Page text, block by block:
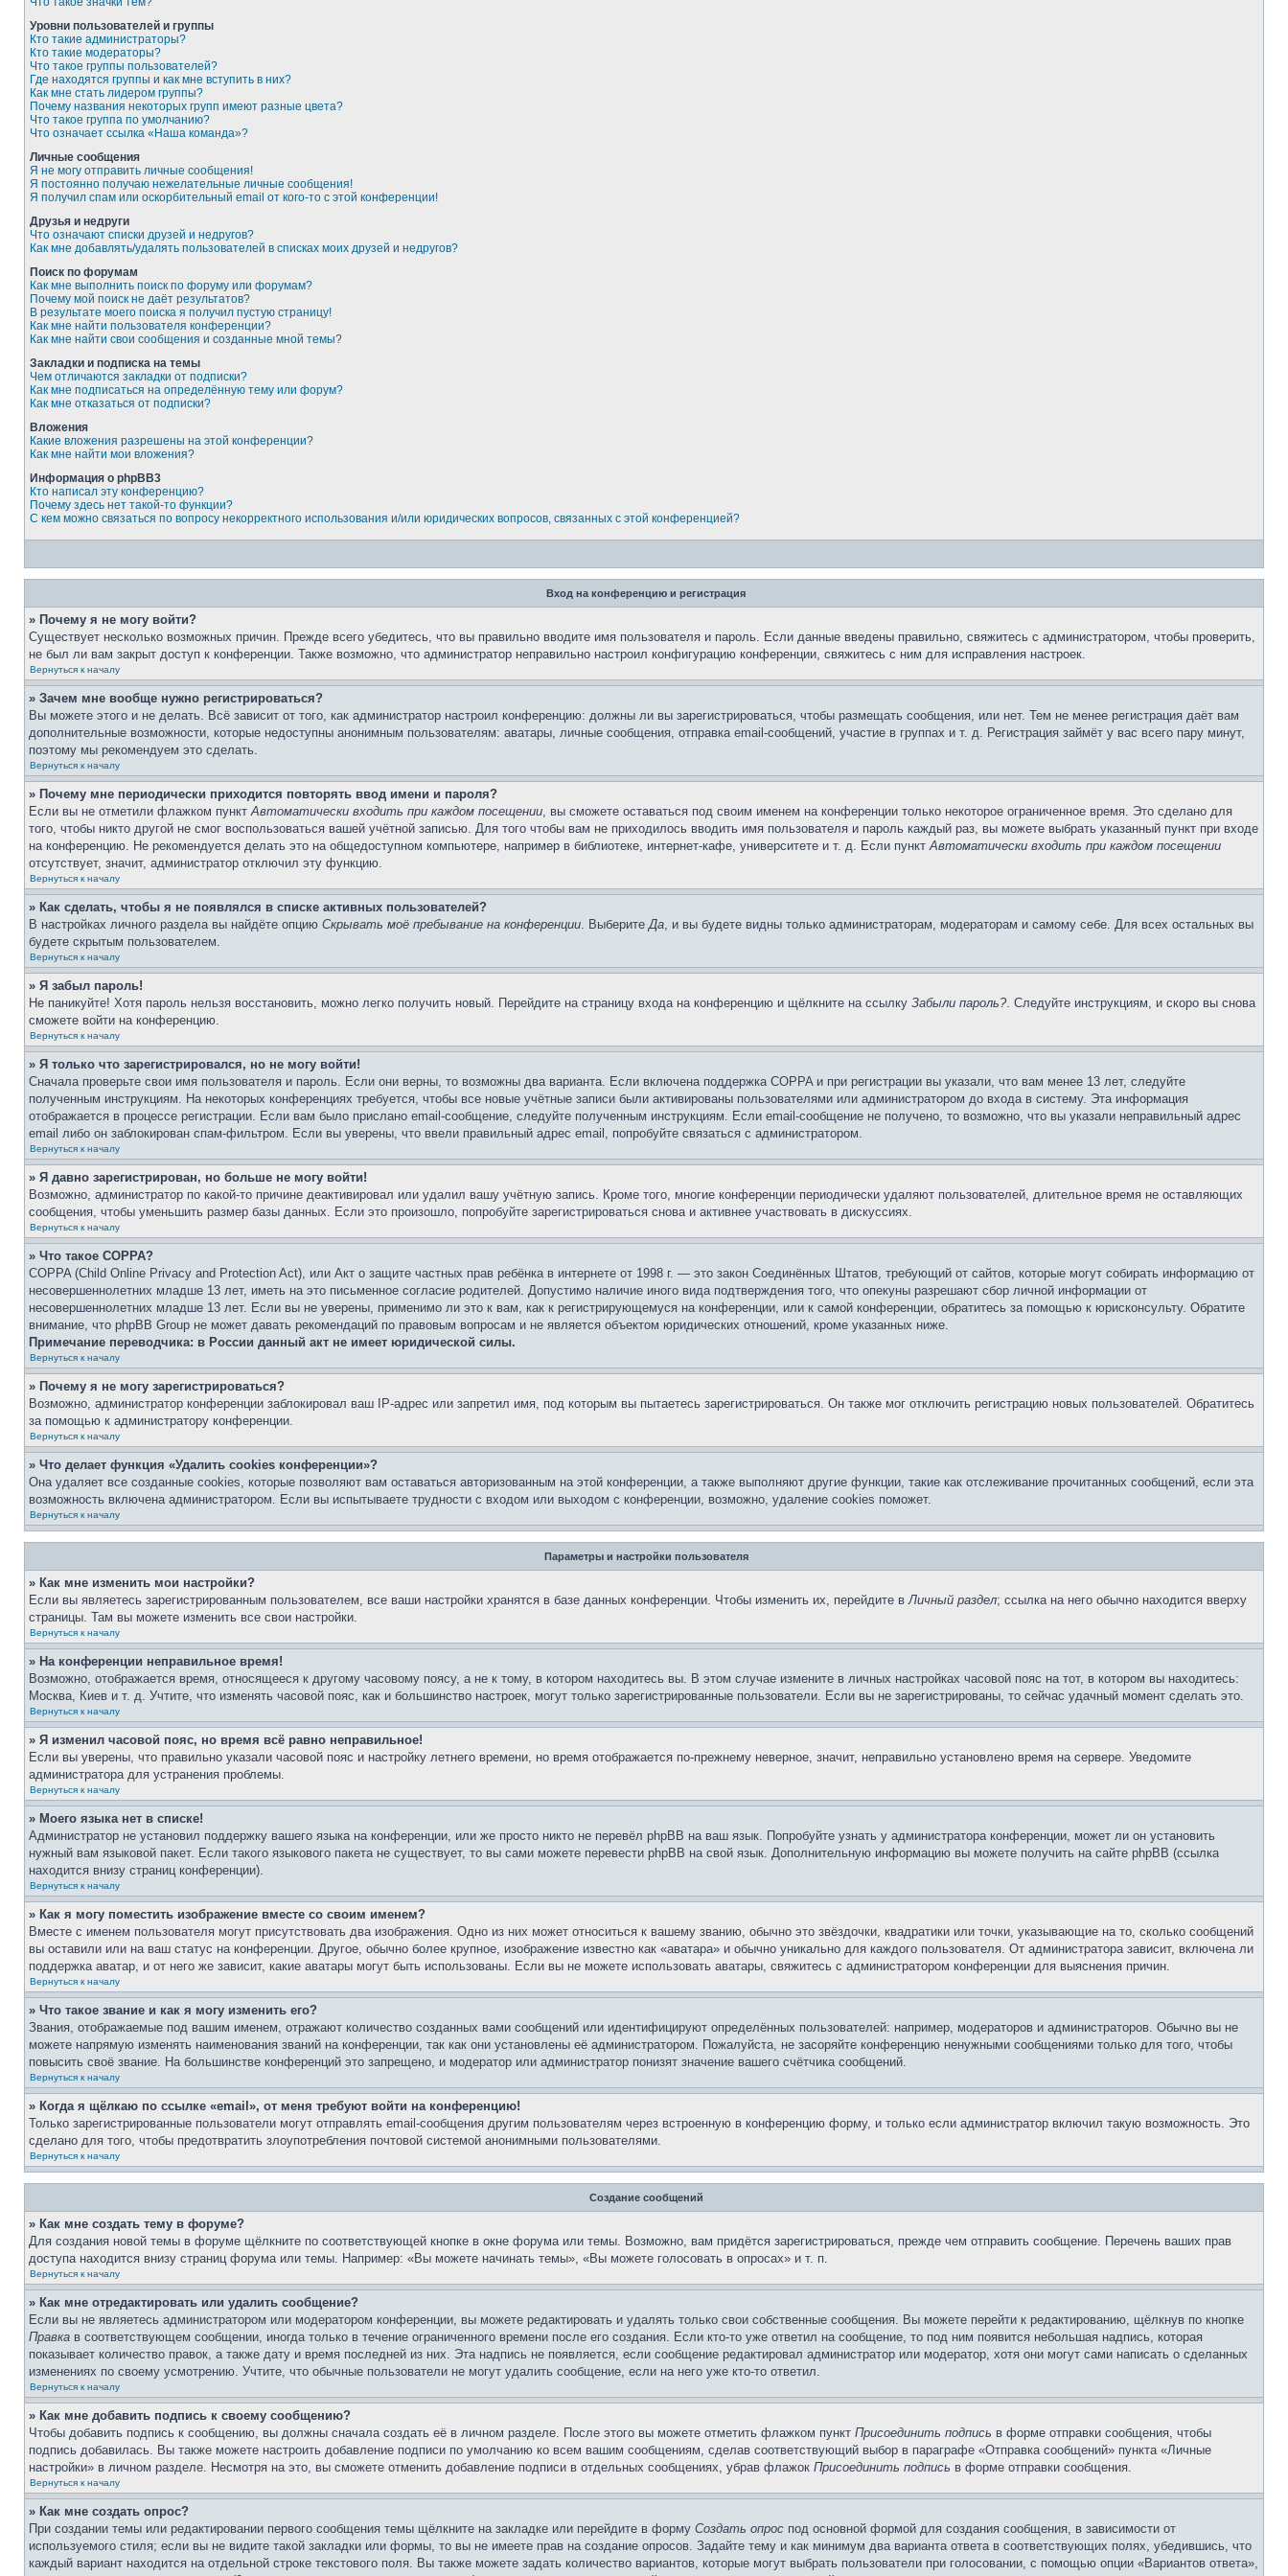
Уровни пользователей и группы
Кто такие администраторы?
Кто такие модераторы?
Что такое группы пользователей?
Где находятся группы и как мне вступить в них?
Как мне стать лидером группы?
Почему названия некоторых групп имеют разные цвета?
Что такое группа по умолчанию?
Что означает ссылка «Наша команда»?
Личные сообщения
Я не могу отправить личные сообщения!
Я постоянно получаю нежелательные личные сообщения!
Я получил спам или оскорбительный email от кого-то с этой конференции!
Друзья и недруги
Что означают списки друзей и недругов?
Как мне добавлять/удалять пользователей в списках моих друзей и недругов?
Поиск по форумам
Как мне выполнить поиск по форуму или форумам?
Почему мой поиск не даёт результатов?
В результате моего поиска я получил пустую страницу!
Как мне найти пользователя конференции?
Как мне найти свои сообщения и созданные мной темы?
Закладки и подписка на темы
Чем отличаются закладки от подписки?
Как мне подписаться на определённую тему или форум?
Как мне отказаться от подписки?
Вложения
Какие вложения разрешены на этой конференции?
Как мне найти мои вложения?
Информация о phpBB3
Кто написал эту конференцию?
Почему здесь нет такой-то функции?
С кем можно связаться по вопросу некорректного использования и/или юридических вопросов, связанных с этой конференцией?
Вход на конференцию и регистрация
» Почему я не могу войти?
Существует несколько возможных причин. Прежде всего убедитесь, что вы правильно вводите имя пользователя и пароль. Если данные введены правильно, свяжитесь с администратором, чтобы проверить,
не был ли вам закрыт доступ к конференции. Также возможно, что администратор неправильно настроил конфигурацию конференции, свяжитесь с ним для исправления настроек.
Вернуться к началу
» Зачем мне вообще нужно регистрироваться?
Вы можете этого и не делать. Всё зависит от того, как администратор настроил конференцию: должны ли вы зарегистрироваться, чтобы размещать сообщения, или нет. Тем не менее регистрация даёт вам
дополнительные возможности, которые недоступны анонимным пользователям: аватары, личные сообщения, отправка email-сообщений, участие в группах и т. д. Регистрация займёт у вас всего пару минут,
поэтому мы рекомендуем это сделать.
Вернуться к началу
» Почему мне периодически приходится повторять ввод имени и пароля?
Если вы не отметили флажком пунктАвтоматически входить при каждом посещении, вы сможете оставаться под своим именем на конференции только некоторое ограниченное время. Это сделано для
того, чтобы никто другой не смог воспользоваться вашей учётной записью. Для того чтобы вам не приходилось вводить имя пользователя и пароль каждый раз, вы можете выбрать указанный пункт при входе
на конференцию. Не рекомендуется делать это на общедоступном компьютере, например в библиотеке, интернет-кафе, университете и т. д. Если пунктАвтоматически входить при каждом посещении
отсутствует, значит, администратор отключил эту функцию.
Вернуться к началу
» Как сделать, чтобы я не появлялся в списке активных пользователей?
В настройках личного раздела вы найдёте опцию Скрывать моё пребывание на конференции. ВыберитеДа, и вы будете видны только администраторам, модераторам и самому себе. Для всех остальных вы
будете скрытым пользователем.
Вернуться к началу
» Я забыл пароль!
Не паникуйте! Хотя пароль нельзя восстановить, можно легко получить новый. Перейдите на страницу входа на конференцию и щёлкните на ссылку Забыли пароль?. Следуйте инструкциям, и скоро вы снова
сможете войти на конференцию.
Вернуться к началу
» Я только что зарегистрировался, но не могу войти!
Сначала проверьте свои имя пользователя и пароль. Если они верны, то возможны два варианта. Если включена поддержка COPPA и при регистрации вы указали, что вам менее 13 лет, следуйте
полученным инструкциям. На некоторых конференциях требуется, чтобы все новые учётные записи были активированы пользователями или администратором до входа в систему. Эта информация
отображается в процессе регистрации. Если вам было прислано email-сообщение, следуйте полученным инструкциям. Если email-сообщение не получено, то возможно, что вы указали неправильный адрес
email либо он заблокирован спам-фильтром. Если вы уверены, что ввели правильный адрес email, попробуйте связаться с администратором.
Вернуться к началу
» Я давно зарегистрирован, но больше не могу войти!
Возможно, администратор по какой-то причине деактивировал или удалил вашу учётную запись. Кроме того, многие конференции периодически удаляют пользователей, длительное время не оставляющих
сообщения, чтобы уменьшить размер базы данных. Если это произошло, попробуйте зарегистрироваться снова и активнее участвовать в дискуссиях.
Вернуться к началу
» Что такое COPPA?
COPPA (Child Online Privacy and Protection Act), или Акт о защите частных прав ребёнка в интернете от 1998 г. — это закон Соединённых Штатов, требующий от сайтов, которые могут собирать информацию от
несовершеннолетних младше 13 лет, иметь на это письменное согласие родителей. Допустимо наличие иного вида подтверждения того, что опекуны разрешают сбор личной информации от
несовершеннолетних младше 13 лет. Если вы не уверены, применимо ли это к вам, как к регистрирующемуся на конференции, или к самой конференции, обратитесь за помощью к юрисконсульту. Обратите
внимание, что phpBB Group не может давать рекомендаций по правовым вопросам и не является объектом юридических отношений, кроме указанных ниже.
Примечание переводчика: в России данный акт не имеет юридической силы.
Вернуться к началу
» Почему я не могу зарегистрироваться?
Возможно, администратор конференции заблокировал ваш IP-адрес или запретил имя, под которым вы пытаетесь зарегистрироваться. Он также мог отключить регистрацию новых пользователей. Обратитесь
за помощью к администратору конференции.
Вернуться к началу
» Что делает функция «Удалить cookies конференции»?
Она удаляет все созданные cookies, которые позволяют вам оставаться авторизованным на этой конференции, а также выполняют другие функции, такие как отслеживание прочитанных сообщений, если эта
возможность включена администратором. Если вы испытываете трудности с входом или выходом с конференции, возможно, удаление cookies поможет.
Вернуться к началу
Параметры и настройки пользователя
» Как мне изменить мои настройки?
Если вы являетесь зарегистрированным пользователем, все ваши настройки хранятся в базе данных конференции. Чтобы изменить их, перейдите вЛичный раздел; ссылка на него обычно находится вверху
страницы. Там вы можете изменить все свои настройки.
Вернуться к началу
» На конференции неправильное время!
Возможно, отображается время, относящееся к другому часовому поясу, а не к тому, в котором находитесь вы. В этом случае измените в личных настройках часовой пояс на тот, в котором вы находитесь:
Москва, Киев и т. д. Учтите, что изменять часовой пояс, как и большинство настроек, могут только зарегистрированные пользователи. Если вы не зарегистрированы, то сейчас удачный момент сделать это.
Вернуться к началу
» Я изменил часовой пояс, но время всё равно неправильное!
Если вы уверены, что правильно указали часовой пояс и настройку летнего времени, но время отображается по-прежнему неверное, значит, неправильно установлено время на сервере. Уведомите
администратора для устранения проблемы.
Вернуться к началу
» Моего языка нет в списке!
Администратор не установил поддержку вашего языка на конференции, или же просто никто не перевёл phpBB на ваш язык. Попробуйте узнать у администратора конференции, может ли он установить
нужный вам языковой пакет. Если такого языкового пакета не существует, то вы сами можете перевести phpBB на свой язык. Дополнительную информацию вы можете получить на сайте phpBB (ссылка
находится внизу страниц конференции).
Вернуться к началу
» Как я могу поместить изображение вместе со своим именем?
Вместе с именем пользователя могут присутствовать два изображения. Одно из них может относиться к вашему званию, обычно это звёздочки, квадратики или точки, указывающие на то, сколько сообщений
вы оставили или на ваш статус на конференции. Другое, обычно более крупное, изображение известно как «аватара» и обычно уникально для каждого пользователя. От администратора зависит, включена ли
поддержка аватар, и от него же зависит, какие аватары могут быть использованы. Если вы не можете использовать аватары, свяжитесь с администратором конференции для выяснения причин.
Вернуться к началу
» Что такое звание и как я могу изменить его?
Звания, отображаемые под вашим именем, отражают количество созданных вами сообщений или идентифицируют определённых пользователей: например, модераторов и администраторов. Обычно вы не
можете напрямую изменять наименования званий на конференции, так как они установлены её администратором. Пожалуйста, не засоряйте конференцию ненужными сообщениями только для того, чтобы
повысить своё звание. На большинстве конференций это запрещено, и модератор или администратор понизят значение вашего счётчика сообщений.
Вернуться к началу
» Когда я щёлкаю по ссылке «email», от меня требуют войти на конференцию!
Только зарегистрированные пользователи могут отправлять email-сообщения другим пользователям через встроенную в конференцию форму, и только если администратор включил такую возможность. Это
сделано для того, чтобы предотвратить злоупотребления почтовой системой анонимными пользователями.
Вернуться к началу
Создание сообщений
» Как мне создать тему в форуме?
Для создания новой темы в форуме щёлкните по соответствующей кнопке в окне форума или темы. Возможно, вам придётся зарегистрироваться, прежде чем отправить сообщение. Перечень ваших прав
доступа находится внизу страниц форума или темы. Например: «Вы можете начинать темы», «Вы можете голосовать в опросах» и т. п.
Вернуться к началу
» Как мне отредактировать или удалить сообщение?
Если вы не являетесь администратором или модератором конференции, вы можете редактировать и удалять только свои собственные сообщения. Вы можете перейти к редактированию, щёлкнув по кнопке
Правка в соответствующем сообщении, иногда только в течение ограниченного времени после его создания. Если кто-то уже ответил на сообщение, то под ним появится небольшая надпись, которая
показывает количество правок, а также дату и время последней из них. Эта надпись не появляется, если сообщение редактировал администратор или модератор, хотя они могут сами написать о сделанных
изменениях по своему усмотрению. Учтите, что обычные пользователи не могут удалить сообщение, если на него уже кто-то ответил.
Вернуться к началу
» Как мне добавить подпись к своему сообщению?
Чтобы добавить подпись к сообщению, вы должны сначала создать её в личном разделе. После этого вы можете отметить флажком пункт Присоединить подпись в форме отправки сообщения, чтобы
подпись добавилась. Вы также можете настроить добавление подписи по умолчанию ко всем вашим сообщениям, сделав соответствующий выбор в параграфе «Отправка сообщений» пункта «Личные
настройки» в личном разделе. Несмотря на это, вы сможете отменить добавление подписи в отдельных сообщениях, убрав флажок Присоединить подпись в форме отправки сообщения.
Вернуться к началу
» Как мне создать опрос?
При создании темы или редактировании первого сообщения темы щёлкните на закладке или перейдите в форму Создать опрос под основной формой для создания сообщения, в зависимости от
используемого стиля; если вы не видите такой закладки или формы, то вы не имеете прав на создание опросов. Задайте тему и как минимум два варианта ответа в соответствующих полях, убедившись, что
каждый вариант находится на отдельной строке текстового поля. Вы также можете задать количество вариантов, которые могут выбрать пользователи при голосовании, с помощью опции «Вариантов ответа»,